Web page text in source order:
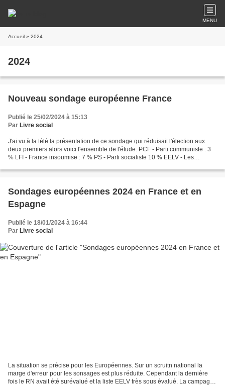
MENU
Accueil » 2024
2024
Nouveau sondage européenne France
Publié le 25/02/2024 à 15:13
Par Livre social
J'ai vu à la télé la présentation de ce sondage qui réduisait l'élection aux
deux premiers alors voici l'ensemble de l'étude. PCF - Parti communiste : 3
% LFI - France insoumise : 7 % PS - Parti socialiste 10 % EELV - Les
Sondages européennes 2024 en France et en
Espagne
Publié le 18/01/2024 à 16:44
Par Livre social
La situation se précise pour les Européennes. Sur un scruitn national la
marge d'erreur pour les sonsages est plus réduite. Cependant la dernière
fois le RN avait été surévalué et la liste EELV très sous évalué. La campagne